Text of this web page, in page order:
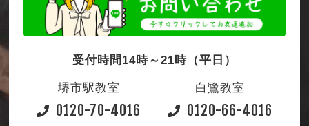
受付時間14時～21時（平日）
堺市駅教室
0120-70-4016
白鷺教室
0120-66-4016